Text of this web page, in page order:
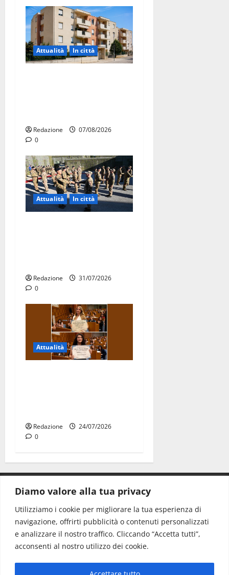
Diamo valore alla tua privacy
Utilizziamo i cookie per migliorare la tua esperienza di
navigazione, offrirti pubblicità o contenuti personalizzati
e analizzare il nostro traffico. Cliccando “Accetta tutti”,
acconsenti al nostro utilizzo dei cookie.
Attualità In città
Redazione
07/08/2026
0
Attualità In città
Redazione
31/07/2026
0
Attualità
Redazione
24/07/2026
0
CONTATTI.
Redazione: redazione@www.martinasera.it
Direttore:direttore@www.martinasera.it
Info & Commerciale:info@www.martinasera.it